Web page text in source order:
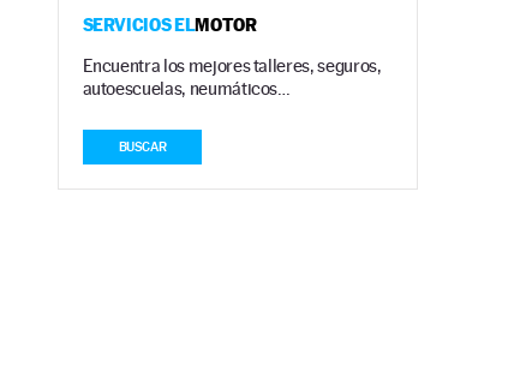
SERVICIOS ELMOTOR
Encuentra los mejores talleres, seguros,
autoescuelas, neumáticos…
BUSCAR